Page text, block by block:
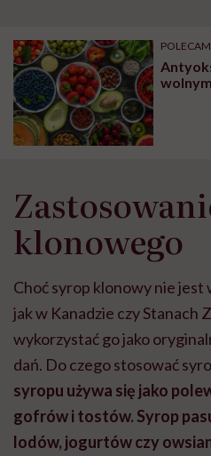
klonowego
Choć syrop klonowy nie jest
jak w Kanadzie czy Stanach
wykorzystać go jako
dań. Do czego stosować
syropu używa się jako
gofrów i tostów. Syrop
lodów, jogurtów czy